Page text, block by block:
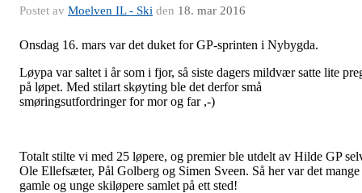
Postet av Moelven IL - Ski den 18. mar 2016
Onsdag 16. mars var det duket for GP-sprinten i Nybygda.
Løypa var saltet i år som i fjor, så siste dagers mildvær satte lite
på løpet. Med stilart skøyting ble det derfor små
smøringsutfordringer for mor og far ,-)
Totalt stilte vi med 25 løpere, og premier ble utdelt av Hilde GP
Ole Ellefsæter, Pål Golberg og Simen Sveen. Så her var det mange
gamle og unge skiløpere samlet på ett sted!